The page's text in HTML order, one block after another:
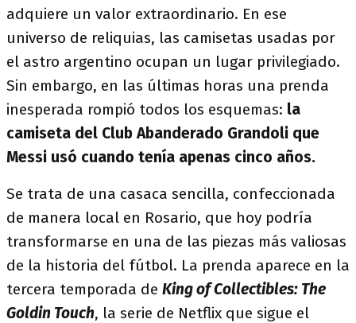
adquiere un valor extraordinario. En ese
universo de reliquias, las camisetas usadas por
el astro argentino ocupan un lugar privilegiado.
Sin embargo, en las últimas horas una prenda
inesperada rompió todos los esquemas: la
camiseta del Club Abanderado Grandoli que
Messi usó cuando tenía apenas cinco años.
Se trata de una casaca sencilla, confeccionada
de manera local en Rosario, que hoy podría
transformarse en una de las piezas más valiosas
de la historia del fútbol. La prenda aparece en la
tercera temporada de King of Collectibles: The
Goldin Touch, la serie de Netflix que sigue el